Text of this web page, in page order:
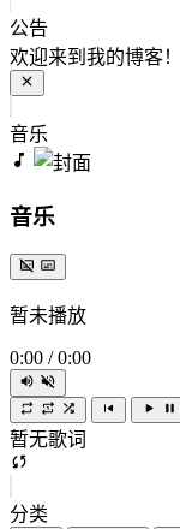
公告
欢迎来到我的博客
音乐
音乐
暂未播放
0:00 / 0:00
暂无歌词
分类